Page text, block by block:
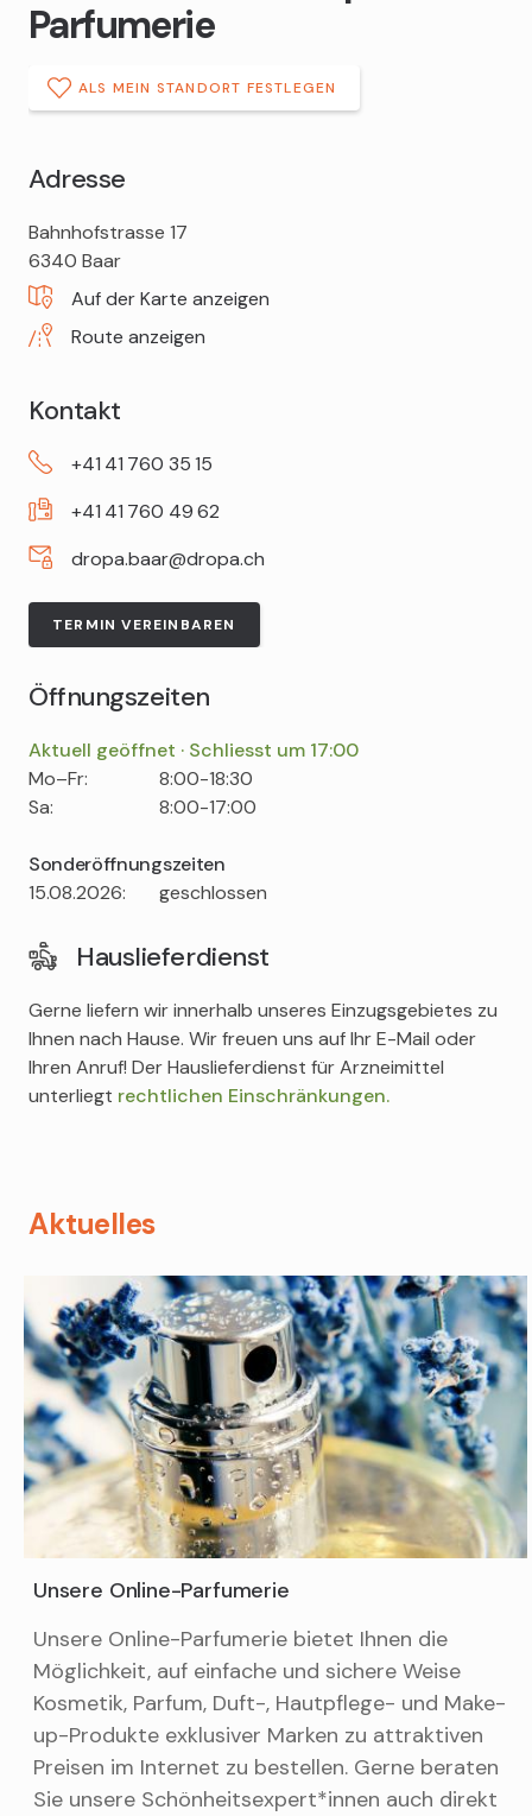
Parfumerie
ALS MEIN STANDORT FESTLEGEN
Adresse
DROPA
Gotthard
Apotheke
Parfumerie
Bahnhofstrasse 17
6340 Baar
Auf der Karte anzeigen
Route anzeigen
Kontakt
+41 41 760 3515
+41 41 760 4962
dropa.baar@dropa.ch
TERMIN VEREINBAREN
Öffnungszeiten
Aktuell geöffnet · Schliesst um 17:00
Tag
Time
slot
Comment
Mo–Fr:
8:00-18:30
Sa:
8:00-17:00
Sonderöffnungszeiten
Tag
Time
Comment
15.08.2026: geschlossen
Hauslieferdienst
Gerne liefern wir innerhalb unseres Einzugsgebietes zu
Ihnen nach Hause. Wir freuen uns auf Ihr E-Mail oder
Ihren Anruf! Der Hauslieferdienst für Arzneimittel
unterliegt rechtlichen Einschränkungen.
Aktuelles
Unsere Online-Parfumerie
Unsere Online-Parfumerie bietet Ihnen die
Möglichkeit, auf einfache und sichere Weise
Kosmetik, Parfum, Duft-, Hautpflege- und Make-
up-Produkte exklusiver Marken zu attraktiven
Preisen im Internet zu bestellen. Gerne beraten
Sie unsere Schönheitsexpert*innen auch direkt